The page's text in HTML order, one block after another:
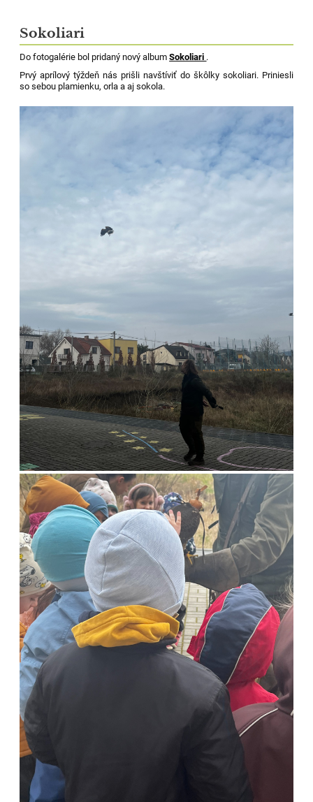
Sokoliari
Do fotogalérie bol pridaný nový albumSokoliari .
Prvý aprílový týždeň nás prišli navštíviť do škôlky sokoliari. Priniesli
so sebou plamienku, orla a aj sokola.